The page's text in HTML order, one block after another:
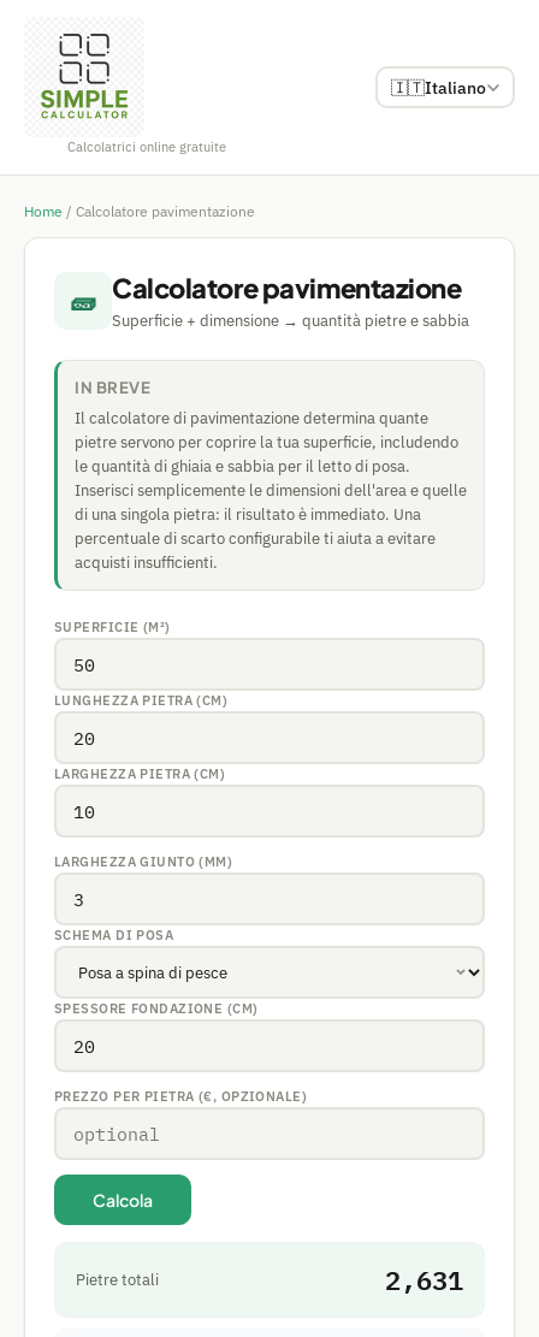
Calcolatrici online gratuite
🇮🇹Italiano
Home / Calcolatore pavimentazione
🧱 Calcolatore pavimentazione
Superficie + dimensione → quantità pietre e sabbia
IN BREVE
Il calcolatore di pavimentazione determina quante
pietre servono per coprire la tua superficie, includendo
le quantità di ghiaia e sabbia per il letto di posa.
Inserisci semplicemente le dimensioni dell'area e quelle
di una singola pietra: il risultato è immediato. Una
percentuale di scarto configurabile ti aiuta a evitare
acquisti insufficienti.
SUPERFICIE (M²)
LUNGHEZZA PIETRA (CM)
LARGHEZZA PIETRA (CM)
LARGHEZZA GIUNTO (MM)
SCHEMA DI POSA
SPESSORE FONDAZIONE (CM)
PREZZO PER PIETRA (€, OPZIONALE)
Calcola
Pietre totali 2,631